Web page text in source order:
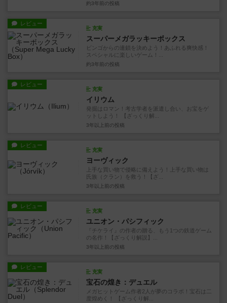
約3年前 の投稿
レビュー
充実
スーパーメガラッキーボックス
ビンゴからの連鎖を決めよう！あふれる爽快感！
スペシャルに楽しいゲーム！...
約3年前 の投稿
レビュー
充実
イリウム
発掘はロマン！考古学者を派遣し合い、お宝をゲ
ットしよう！ 【ざっくり解...
3年以上前 の投稿
レビュー
充実
ヨーヴィック
上手な買い物で侵略に備えよう！上手な買い物は
氏族（クラン）を救う！【ざ...
3年以上前 の投稿
レビュー
充実
ユニオン・パシフィック
『チケライ』の作者の贈る、もう1つの鉄道ゲーム
の名作！【ざっくり解説】...
3年以上前 の投稿
レビュー
充実
宝石の煌き：デュエル
メガヒットゲーム作者2人が夢のコラボ！宝石は二
度煌めく！ 【ざっくり解...